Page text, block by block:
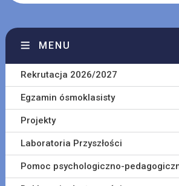
MENU
Rekrutacja 2026/2027
Egzamin ósmoklasisty
Projekty
Laboratoria Przyszłości
Pomoc psychologiczno-